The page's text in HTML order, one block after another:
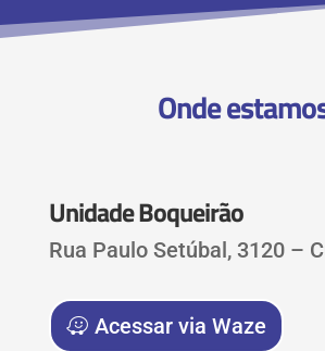
Onde
Unidade Boqueirão
Rua Paulo Setúbal, 3120 –
Acessar via Waze